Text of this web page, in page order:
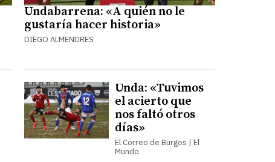
Undabarrena: «A quién no le
gustaría hacer historia»
DIEGO ALMENDRES
Unda: «Tuvimos
el acierto que
nos faltó otros
días»
El Correo de Burgos | El
Mundo